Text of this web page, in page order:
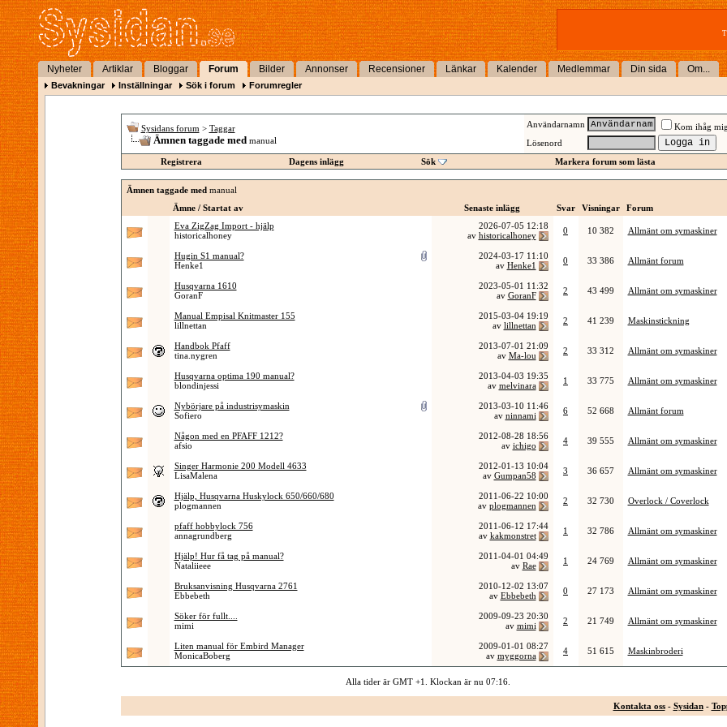
Nyheter Artiklar Bloggar Forum Bilder Annonser Recensioner Länkar Kalender Medlemmar Din sida Om...
Bevakningar Inställningar Sök i forum Forumregler
Sysidans forum > Taggar
Ämnen taggade med manual
Användarnamn
Kom ihåg
Lösenord
Registrera
Dagens inlägg Sök Markera forum som lästa
Ämnen taggade med manual
Ämne / Startat av
Senaste inlägg Svar Visningar
Forum
Eva ZigZag Import - hjälp
historicalhoney
2026-07-05 12:18
av historicalhoney 0 10 382 Allmänt om symaskiner
Hugin S1 manual?
Henke1
2024-03-17 11:10
av Henke1 0 33 386 Allmänt forum
Husqvarna 1610
GoranF
2023-05-01 11:32
av GoranF 2 43 499 Allmänt om symaskiner
Manual Empisal Knitmaster 155
lillnettan
2015-03-04 19:19
av lillnettan 2 41 239 Maskinstickning
Handbok Pfaff
tina.nygren
2013-07-01 21:09
av Ma-lou 2 33 312 Allmänt om symaskiner
Husqvarna optima 190 manual?
blondinjessi
2013-04-03 19:35
av melvinara 1 33 775 Allmänt om symaskiner
Nybörjare på industrisymaskin
Sofiero
2013-03-10 11:46
av ninnami 6 52 668 Allmänt forum
Någon med en PFAFF 1212?
afsio
2012-08-28 18:56
av ichigo 4 39 555 Allmänt om symaskiner
Singer Harmonie 200 Modell 4633
LisaMalena
2012-01-13 10:04
av Gumpan58 3 36 657 Allmänt om symaskiner
Hjälp, Husqvarna Huskylock 650/660/680
plogmannen
2011-06-22 10:00
av plogmannen 2 32 730 Overlock / Coverlock
pfaff hobbylock 756
annagrundberg
2011-06-12 17:44
av kakmonstret 1 32 786 Allmänt om symaskiner
Hjälp! Hur få tag på manual?
Nataliieee
2011-04-01 04:49
av Rae 1 24 769 Allmänt om symaskiner
Bruksanvisning Husqvarna 2761
Ebbebeth
2010-12-02 13:07
av Ebbebeth 0 27 173 Allmänt om symaskiner
Söker för fullt....
mimi
2009-09-23 20:30
av mimi 2 21 749 Allmänt om symaskiner
Liten manual för Embird Manager
MonicaBoberg
2009-01-01 08:27
av myggorna 4 51 615 Maskinbroderi
Alla tider är GMT +1. Klockan är nu 07:16
Kontakta oss- Sysidan-